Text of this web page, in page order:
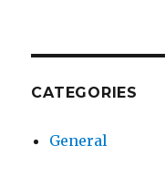
CATEGORIES
General